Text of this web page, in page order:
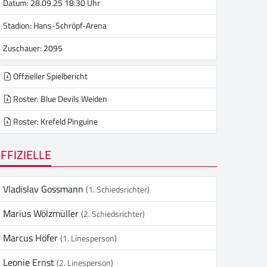
Stadion:Hans-Schröpf-Arena
Zuschauer: 2095
Offzieller Spielbericht
Roster: Blue Devils Weiden
Roster: Krefeld Pinguine
Vladislav Gossmann(1. Schiedsrichter)
Marius Wölzmüller(2. Schiedsrichter)
Marcus Höfer(1. Linesperson)
Leonie Ernst(2. Linesperson)